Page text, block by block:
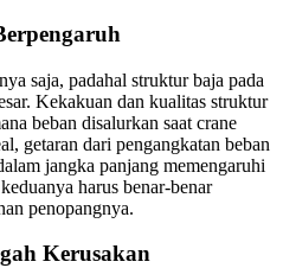
saja, padahal struktur baja pada
Kekakuan dan kualitas struktur
beban disalurkan saat crane
getaran dari pengangkatan beban
jangka panjang memengaruhi
harus benar-benar
penopangnya.
Kerusakan